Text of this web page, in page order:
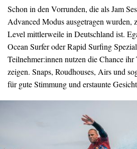
Schon in den Vorrunden, die als Jam
Advanced Modus ausgetragen wurden,
Level mittlerweile in Deutschland ist.
Ocean Surfer oder Rapid Surfing
Teilnehmer:innen nutzen die Chance
zeigen. Snaps, Roudhouses, Airs und
für gute Stimmung und erstaunte